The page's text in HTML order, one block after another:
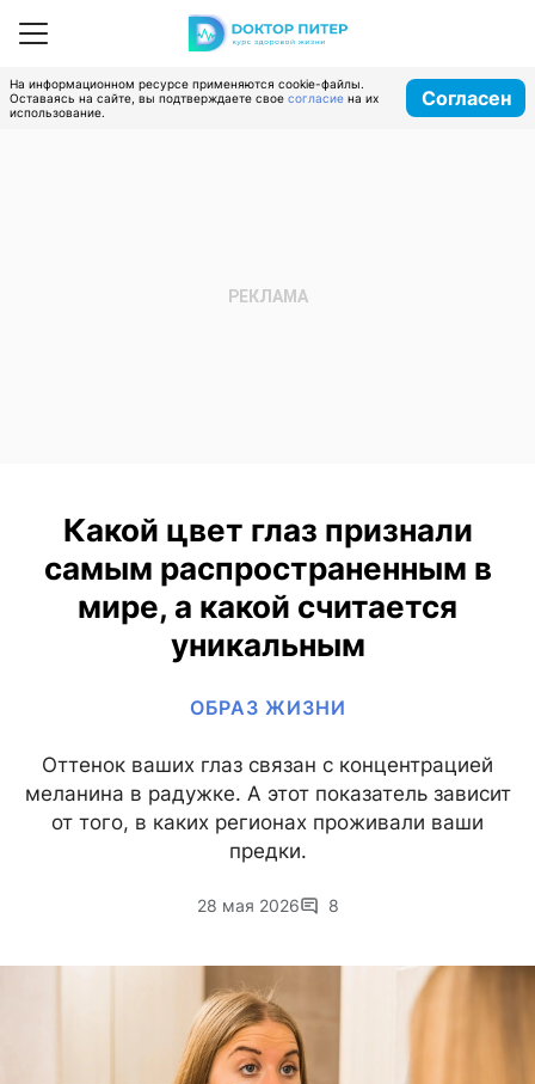
На информационном ресурсе применяются cookie-файлы.
Оставаясь на сайте, вы подтверждаете свое согласие на их
использование.
Согласен
Какой цвет глаз признали
самым распространенным в
мире, а какой считается
уникальным
ОБРАЗ ЖИЗНИ
Оттенок ваших глаз связан с концентрацией
меланина в радужке. А этот показатель зависит
от того, в каких регионах проживали ваши
предки.
28 мая 2026 8